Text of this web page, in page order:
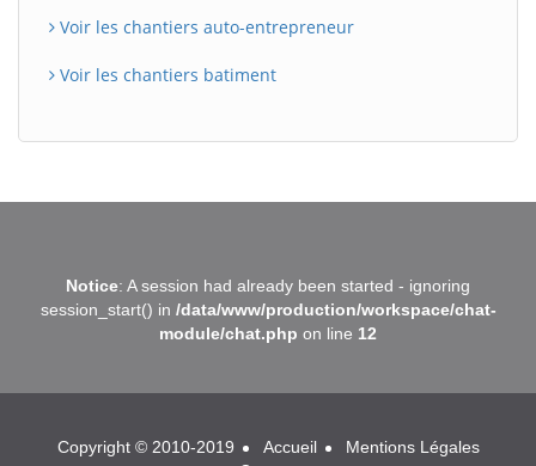
Voir les chantiers auto-entrepreneur
Voir les chantiers batiment
Notice: A session had already been started - ignoring
session_start() in /data/www/production/workspace/chat-
module/chat.php on line 12
B
Assistant en ligne
Copyright © 2010-2019 Accueil
Mentions Légales